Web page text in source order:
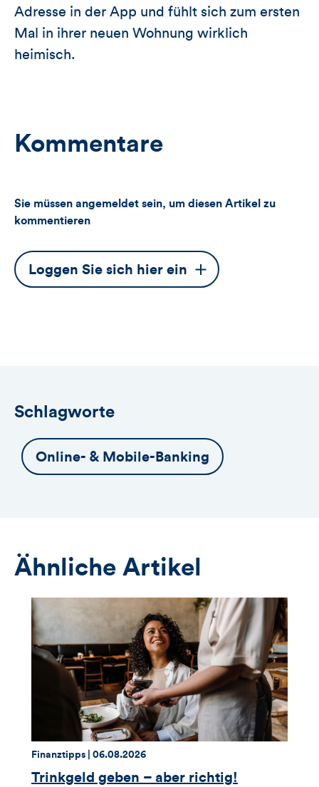
Adresse in der App und fühlt sich zum ersten
Mal in ihrer neuen Wohnung wirklich
heimisch.
Kommentare
Sie müssen angemeldet sein, um diesen Artikel zu
kommentieren
Dieser
Button
Loggen Sie sich hier ein
Schlagworte
Online- & Mobile-Banking
Ähnliche Artikel
Thema:
Finanztipps | Datum:
06.08.2026
Trinkgeld geben – aber richtig!